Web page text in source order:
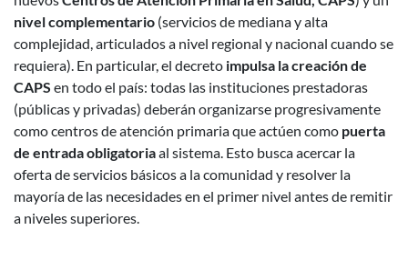
nivel complementario (servicios de mediana y alta
complejidad, articulados a nivel regional y nacional cuando se
requiera). En particular, el decreto impulsa la creación de
CAPS en todo el país: todas las instituciones prestadoras
(públicas y privadas) deberán organizarse progresivamente
como centros de atención primaria que actúen como puerta
de entrada obligatoriaal sistema. Esto busca acercar la
oferta de servicios básicos a la comunidad y resolver la
mayoría de las necesidades en el primer nivel antes de remitir
a niveles superiores.